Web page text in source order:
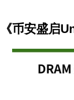
《币安盛启